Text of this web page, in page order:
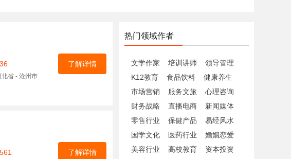
北省 - 沧州市
了解详情
了解详情
热门领域作者
文学作家 培训讲师
领导管理
K12教育
食品饮料
健康养生
市场营销
服务文旅
心理咨询
财务战略
直播电商
新闻媒体
零售行业
保健产品
易经风水
国学文化
医药行业
婚姻恋爱
美容行业
高校教育
资本投资